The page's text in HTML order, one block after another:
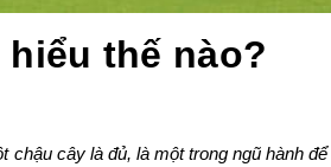
thế nào?
chậu cây là đủ, là một trong ngũ hành